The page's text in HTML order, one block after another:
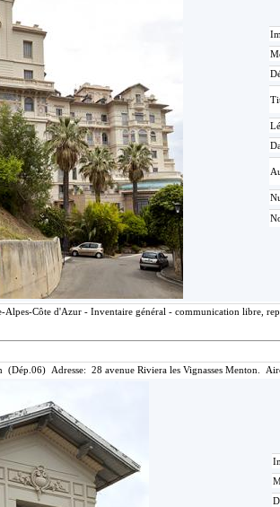
Alpes-Côte d'Azur - Inventaire général - communication libre,
(Dép.06) Adresse: 28 avenue Riviera les Vignasses Menton.